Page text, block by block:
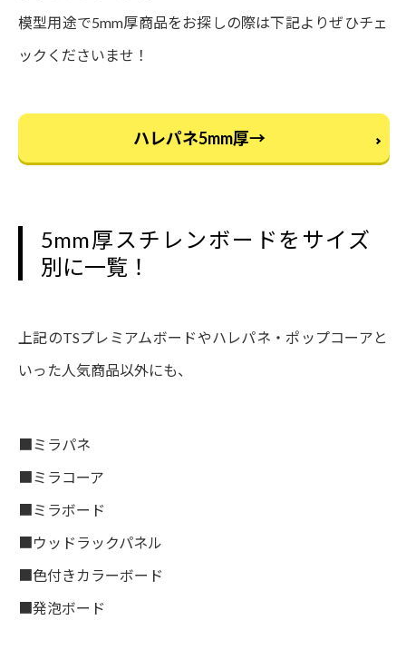
模型用途で5mm厚商品をお探しの際は下記よりぜひチェ
ックくださいませ！
ハレパネ5mm厚→
5mm厚スチレンボードをサイズ
別に一覧！
上記のTSプレミアムボードやハレパネ・ポップコーアと
いった人気商品以外にも、
■ミラパネ
■ミラコーア
■ミラボード
■ウッドラックパネル
■色付きカラーボード
■発泡ボード